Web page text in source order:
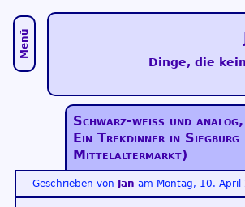
Dinge, die
Schwarz-weiß und
Ein Trekdinner in Siegburg
Mittelaltermarkt)
Geschrieben von Jan am Montag, 10.
Menü